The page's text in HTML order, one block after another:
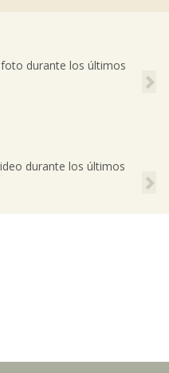
durante los últimos
durante los últimos